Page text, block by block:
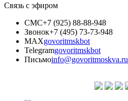
Связь с эфиром
СМС+7 (925) 88-88-948
Звонок+7 (495) 73-73-948
MAXgovoritmskbot
Telegramgovoritmskbot
Письмоinfo@govoritmoskva.ru